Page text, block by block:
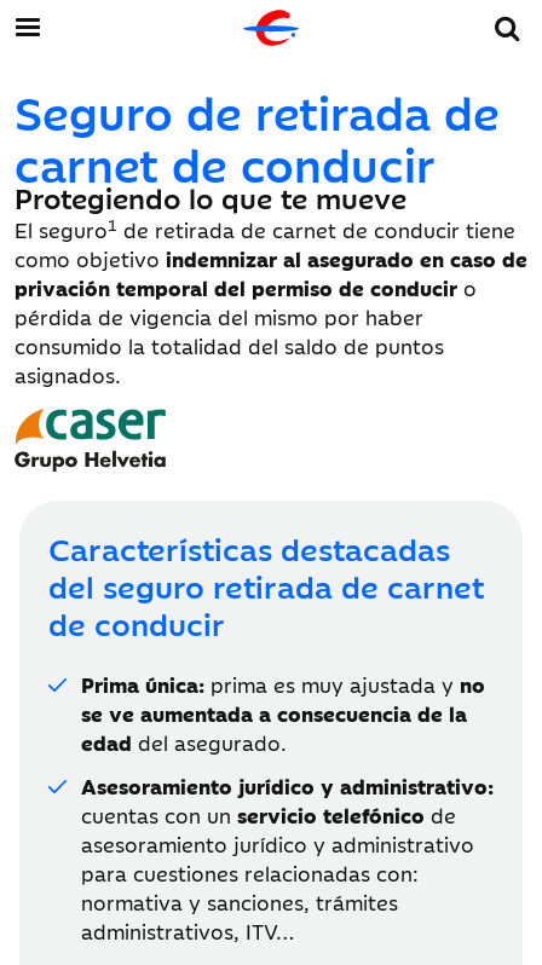
Seguro de retirada de
carnet de conducir
Protegiendo lo que te mueve
El seguro1 de retirada de carnet de conducir tiene
como objetivo indemnizar al asegurado en caso de
privación temporal del permiso de conducir o
pérdida de vigencia del mismo por haber
consumido la totalidad del saldo de puntos
asignados.
Características destacadas
del seguro retirada de carnet
de conducir
Prima única: prima es muy ajustada y no
se ve aumentada a consecuencia de la
edad del asegurado.
Asesoramiento jurídico y administrativo:
cuentas con un servicio telefónico de
asesoramiento jurídico y administrativo
para cuestiones relacionadas con:
normativa y sanciones, trámites
administrativos, ITV…